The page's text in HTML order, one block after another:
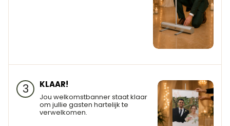
3 KLAAR!
Jou welkomstbanner staat klaar
om jullie gasten hartelijk te
verwelkomen.